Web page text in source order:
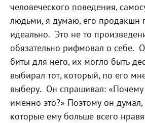
человеческого поведения,
людьми, я думаю, его продакшн
идеально. Это не то
обязательно рифмовал о себе.
биты для него, их могло быть
выбирал тот, который, по его
выберу. Он спрашивал:
именно это?» Поэтому он думал,
которые ему больше всего